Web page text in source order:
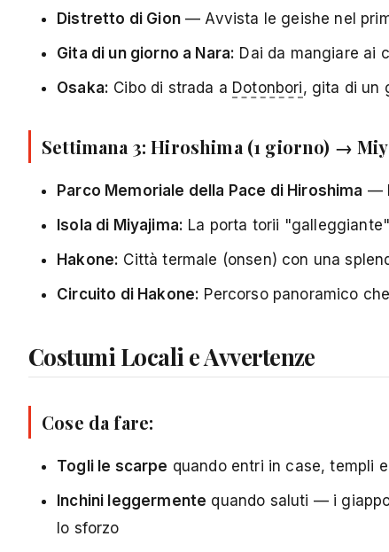
Distretto di Gion— Avvista le geishe nel
Gita di un giorno a Nara: Dai da mangiare ai
Osaka: Cibo di strada a Dotonbori, gita di un
Settimana 3: Hiroshima (1 giorno) →
Parco Memoriale della Pace di Hiroshima —
Isola di Miyajima: La porta torii
Hakone: Città termale (onsen) con una
Circuito di Hakone: Percorso panoramico
Costumi Locali e Avvertenze
Cose da fare:
Togli le scarpe quando entri in case, templi
Inchini leggermente quando saluti — i
lo sforzo